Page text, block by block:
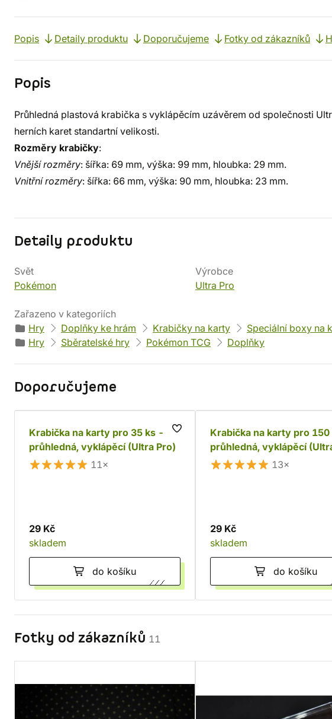
Popis Detaily produktu Doporučujeme Fotky od zákazníků
Popis
Průhledná plastová krabička s vyklápěcím uzávěrem od společnosti
herních karet standartní velikosti.
Rozměry krabičky:
Vnější rozměry: šířka: 69 mm, výška: 99 mm, hloubka: 29 mm.
Vnitřní rozměry: šířka: 66 mm, výška: 90 mm, hloubka: 23 mm.
Detaily produktu
Svět
Pokémon
Výrobce
Ultra Pro
Zařazeno v kategoriích
Hry
Doplňky ke hrám Krabičky na karty
Speciální boxy na
Hry
Sběratelské hry Pokémon TCG Doplňky
Doporučujeme
Krabička na karty pro 35 ks -
průhledná, vyklápěcí (Ultra Pro)
11×
29 Kč
skladem
do košíku
Krabička na karty pro 150
průhledná, vyklápěcí
13×
29 Kč
skladem
do košíku
Fotky od zákazníků 11